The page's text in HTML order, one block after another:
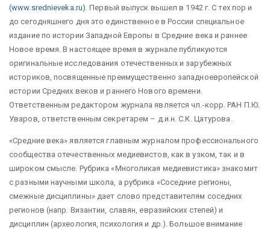
(www.srednieveka.ru). Первый выпуск вышел в 1942 г. С тех пор и
до сегодняшнего дня это единственное в России специальное
издание по истории Западной Европы в Средние века и раннее
Новое время. В настоящее время в журнале публикуются
оригинальные исследования отечественных и зарубежных
историков, посвященные преимущественно западноевропейской
истории Средних веков и раннего Нового времени.
Ответственным редактором журнала является чл.-корр. РАН П.Ю.
Уваров, ответственным секретарем – д.и.н. С.К. Цатурова.
«Средние века» является главным журналом профессионального
сообщества отечественных медиевистов, как в узком, так и в
широком смысле. Рубрика «Многоликая медиевистика» знакомит
с разными научными школа, а рубрика «Соседние регионы,
смежные дисциплины» дает слово представителям соседних
регионов (напр. Византии, славян, евразийских степей) и
дисциплин (археология, психология и др.). Большое внимание